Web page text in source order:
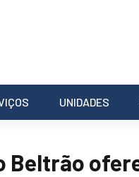
UNIDADES
Beltrão